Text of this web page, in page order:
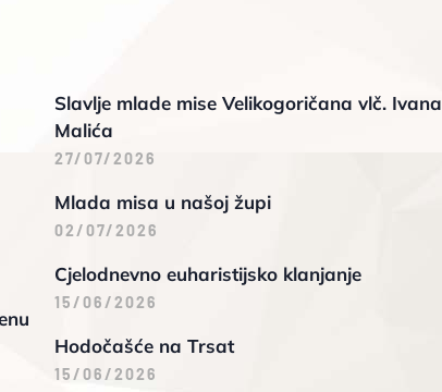
Slavlje mlade mise Velikogoričana vlč. Ivana
Malića
27/07/2026
Mlada misa u našoj župi
02/07/2026
Cjelodnevno euharistijsko klanjanje
15/06/2026
Hodočašće na Trsat
15/06/2026